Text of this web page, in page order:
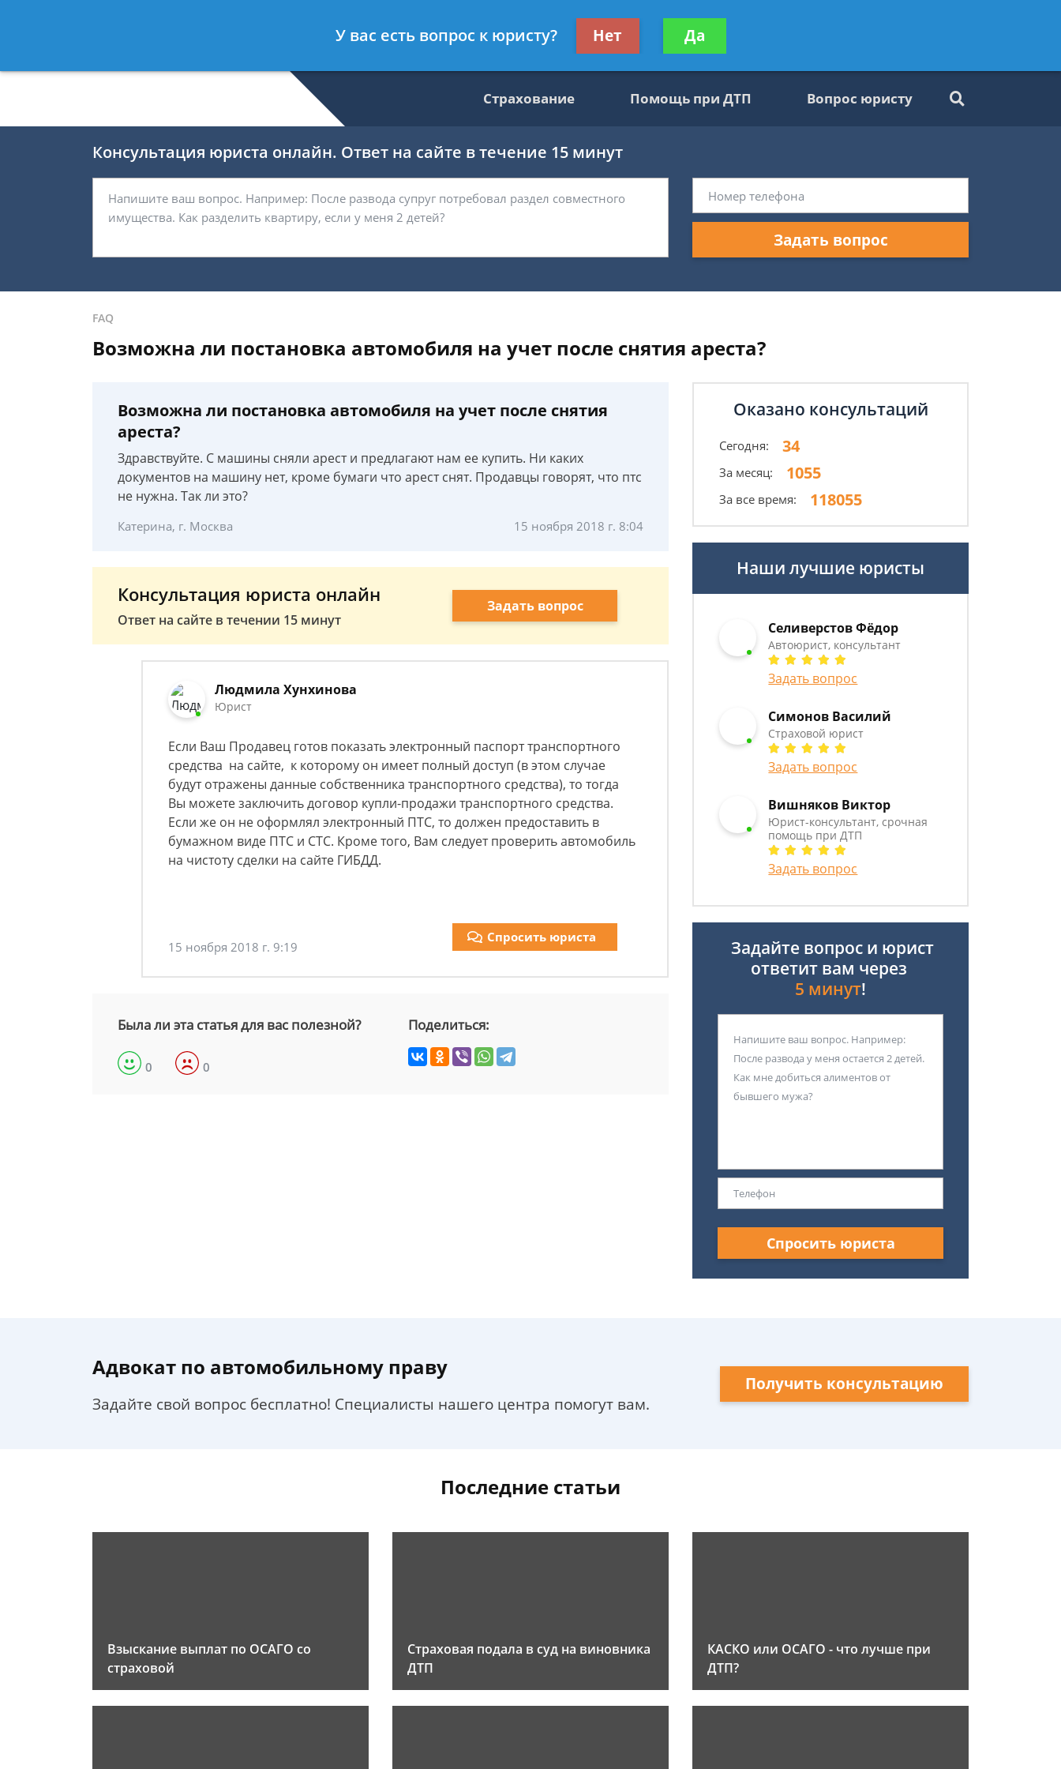
- Автоюрист, консультант
Получите консультацию
бесплатно
Страхование Помощь при ДТП Вопрос юристу
Консультация юриста онлайн. Ответ на сайте в течение 15 минут
Задать вопрос
FAQ
Возможна ли постановка автомобиля на учет после снятия ареста?
Возможна ли постановка автомобиля на учет после снятия
ареста?
Здравствуйте. С машины сняли арест и предлагают нам ее купить. Ни каких
документов на машину нет, кроме бумаги что арест снят. Продавцы говорят, что птс
не нужна. Так ли это?
Катерина, г. Москва 15 ноября 2018 г. 8:04
Консультация юриста онлайн
Ответ на сайте в течении 15 минут
Задать вопрос
Людмила Хунхинова
Юрист
Если Ваш Продавец готов показать электронный паспорт транспортного
средства на сайте, к которому он имеет полный доступ (в этом случае
будут отражены данные собственника транспортного средства), то тогда
Вы можете заключить договор купли-продажи транспортного средства.
Если же он не оформлял электронный ПТС, то должен предоставить в
бумажном виде ПТС и СТС. Кроме того, Вам следует проверить автомобиль
на чистоту сделки на сайте ГИБДД.
15 ноября 2018 г. 9:19
Спросить юриста
Была ли эта статья для вас полезной?
0 0
Поделиться:
Оказано консультаций
Сегодня: 34
За месяц: 1055
За все время: 118055
Наши лучшие юристы
Селиверстов Фёдор
Автоюрист, консультант
Задать вопрос
Симонов Василий
Страховой юрист
Задать вопрос
Вишняков Виктор
Юрист-консультант, срочная
помощь при ДТП
Задать вопрос
Задайте вопрос и юрист
ответит вам через
5 минут!
Спросить юриста
Адвокат по автомобильному праву
Задайте свой вопрос бесплатно! Специалисты нашего центра помогут вам.
Получить консультацию
Последние статьи
Взыскание выплат по ОСАГО со
страховой
Страховая подала в суд на виновника
ДТП
КАСКО или ОСАГО - что лучше при
ДТП?
У вас есть вопрос к юристу? Нет Да